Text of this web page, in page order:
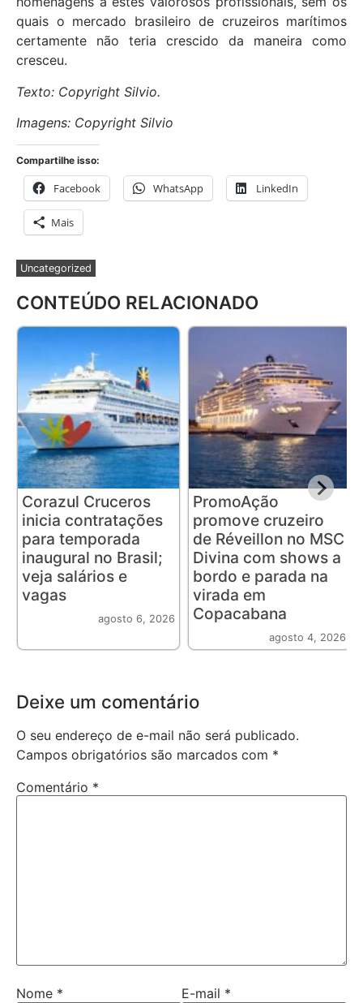
quais o mercado brasileiro de cruzeiros marítimos
certamente não teria crescido da maneira como
cresceu.
Texto: Copyright Silvio.
Imagens: Copyright Silvio
Compartilhe isso:
Facebook WhatsApp LinkedIn
Mais
Uncategorized
CONTEÚDO RELACIONADO
Corazul Cruceros
inicia contratações
para temporada
inaugural no Brasil;
veja salários e
vagas
agosto 6, 2026
PromoAção
promove cruzeiro
de Réveillon no MSC
Divina com shows a
bordo e parada na
virada em
Copacabana
agosto 4, 2026
Deixe um comentário
O seu endereço de e-mail não será publicado.
Campos obrigatórios são marcados com *
Comentário *
Nome * E-mail *